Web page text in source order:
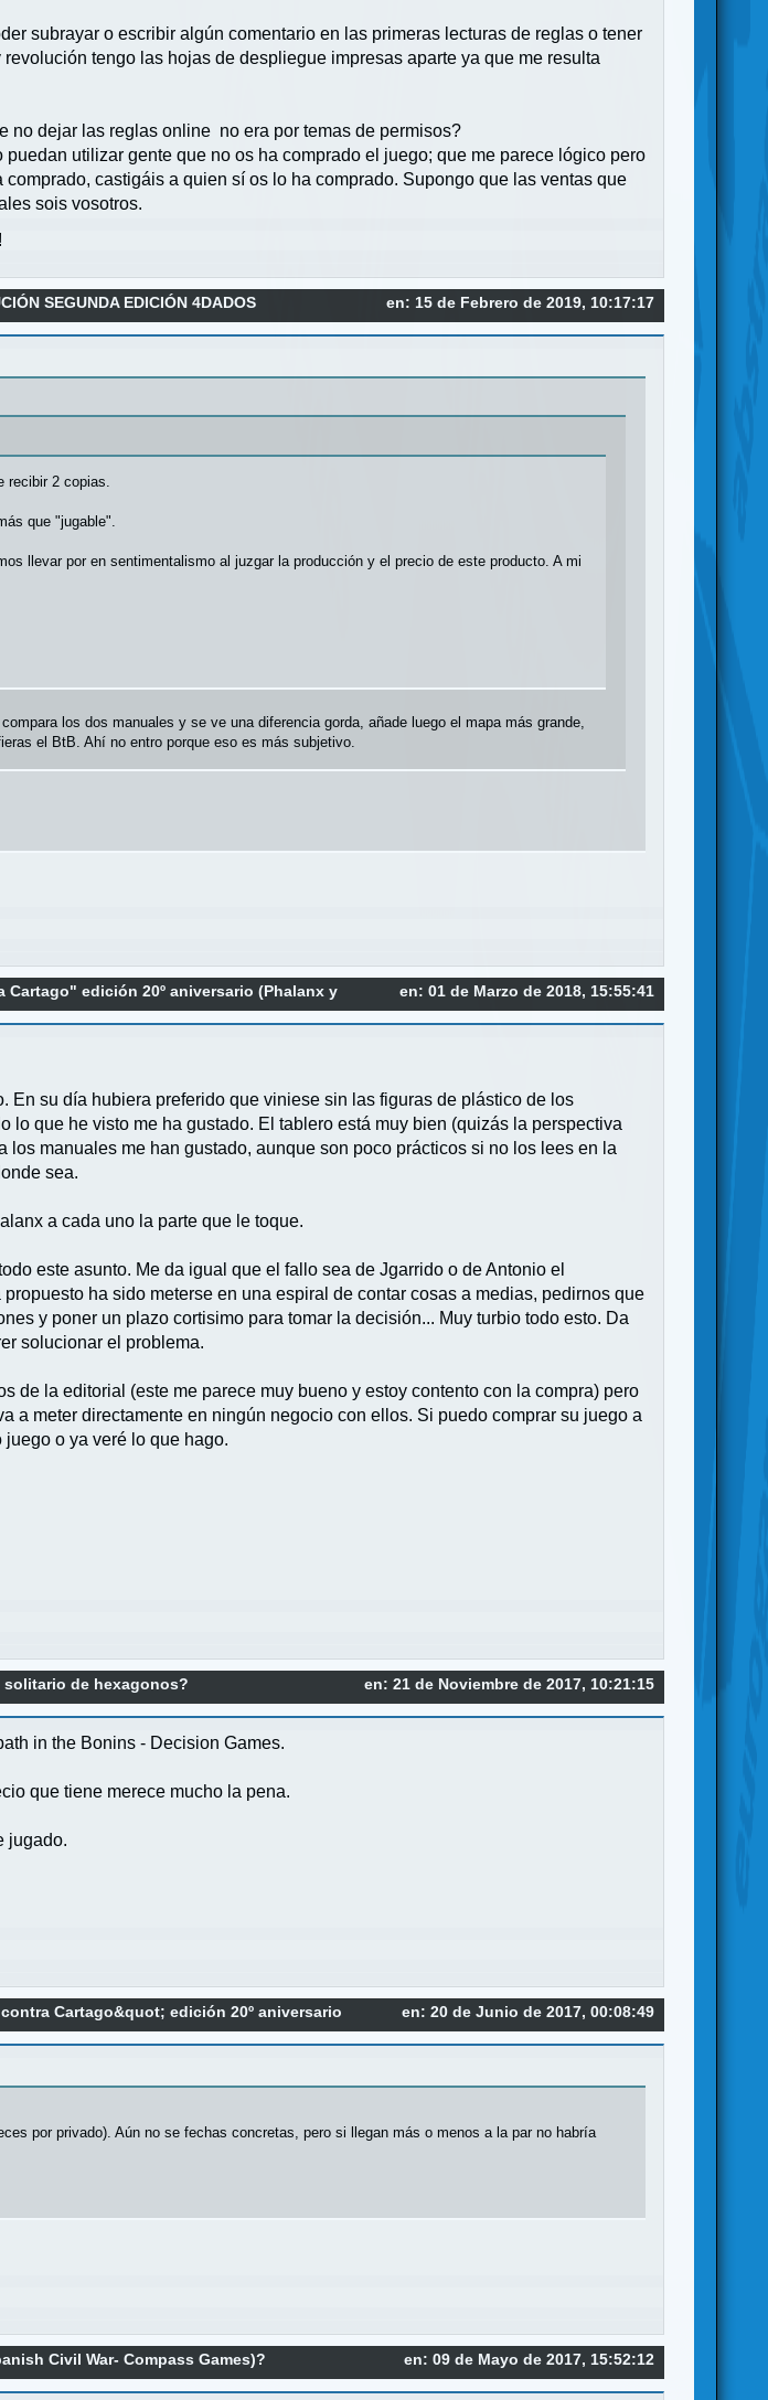
subrayar o escribir algún comentario en las primeras lecturas de reglas o tener
tengo las hojas de despliegue impresas aparte ya que me resulta
no dejar las reglas online no era por temas de permisos?
utilizar gente que no os ha comprado el juego; que me parece lógico pero
castigáis a quien sí os lo ha comprado. Supongo que las ventas que
sois vosotros.
en: 15 de Febrero de 2019, 10:17:17
SEGUNDA EDICIÓN 4DADOS
recibir 2 copias.
que "jugable".
llevar por en sentimentalismo al juzgar la producción y el precio de este producto. A mi
los dos manuales y se ve una diferencia gorda, añade luego el mapa más grande,
el BtB. Ahí no entro porque eso es más subjetivo.
en: 01 de Marzo de 2018, 15:55:41
Cartago" edición 20º aniversario (Phalanx y
su día hubiera preferido que viniese sin las figuras de plástico de los
que he visto me ha gustado. El tablero está muy bien (quizás la perspectiva
manuales me han gustado, aunque son poco prácticos si no los lees en la
sea.
a cada uno la parte que le toque.
este asunto. Me da igual que el fallo sea de Jgarrido o de Antonio el
ha sido meterse en una espiral de contar cosas a medias, pedirnos que
y poner un plazo cortisimo para tomar la decisión... Muy turbio todo esto. Da
solucionar el problema.
de la editorial (este me parece muy bueno y estoy contento con la compra) pero
a meter directamente en ningún negocio con ellos. Si puedo comprar su juego a
o ya veré lo que hago.
en: 21 de Noviembre de 2017, 10:21:15
solitario de hexagonos?
in the Bonins - Decision Games.
que tiene merece mucho la pena.
jugado.
en: 20 de Junio de 2017, 00:08:49
Cartago&quot; edición 20º aniversario
por privado). Aún no se fechas concretas, pero si llegan más o menos a la par no habría
en: 09 de Mayo de 2017, 15:52:12
Civil War- Compass Games)?